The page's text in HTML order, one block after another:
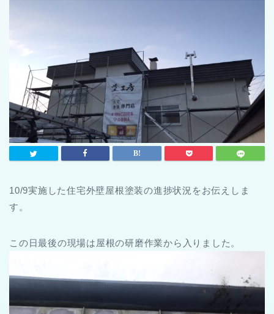
10/9実施した住宅外壁屋根塗装の進捗状況をお伝えしま
す。
この日最後の現場は屋根の研磨作業から入りました。